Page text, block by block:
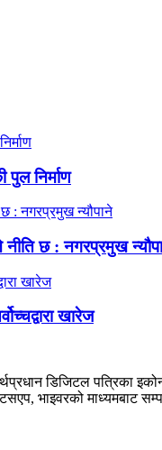
निर्माण
छ : नगरप्रमुख
खारेज
डिजिटल पत्रिका
भाइवरको माध्यमबाट